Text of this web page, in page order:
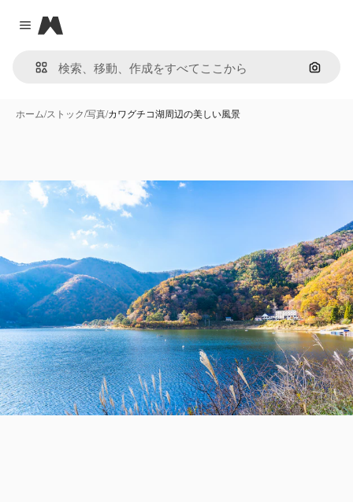
Close menu
Magnific
画像で
ホーム/ストック/写真/カワグチコ湖周辺の美しい風景